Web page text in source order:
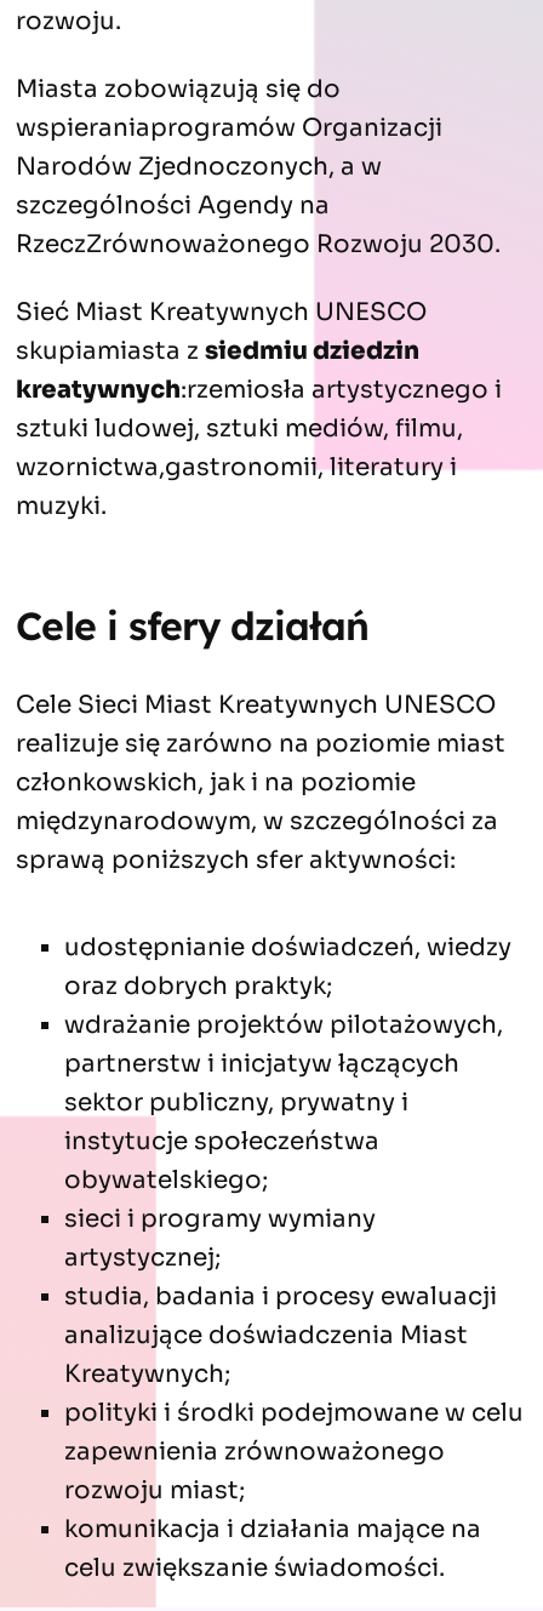
rozwoju.
Miasta zobowiązują się do
wspieraniaprogramów Organizacji
Narodów Zjednoczonych, a w
szczególności Agendy na
RzeczZrównoważonego Rozwoju 2030.
Sieć Miast Kreatywnych UNESCO
skupiamiasta zsiedmiu dziedzin
kreatywnych:rzemiosła artystycznego i
sztuki ludowej, sztuki mediów, filmu,
wzornictwa,gastronomii, literatury i
muzyki.
Cele i sfery działań
Cele Sieci Miast Kreatywnych UNESCO
realizuje się zarówno na poziomie miast
członkowskich, jak i na poziomie
międzynarodowym, w szczególności za
sprawą poniższych sfer aktywności:
udostępnianie doświadczeń, wiedzy
oraz dobrych praktyk;
wdrażanie projektów pilotażowych,
partnerstw i inicjatyw łączących
sektor publiczny, prywatny i
instytucje społeczeństwa
obywatelskiego;
sieci i programy wymiany
artystycznej;
studia, badania i procesy ewaluacji
analizujące doświadczenia Miast
Kreatywnych;
polityki i środki podejmowane w celu
zapewnienia zrównoważonego
rozwoju miast;
komunikacja i działania mające na
celu zwiększanie świadomości.